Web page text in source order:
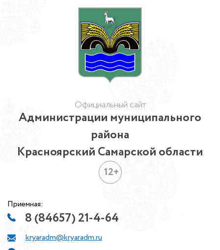
Официальный сайт
Администрации муниципального
района
Красноярский Самарской области
12+
Приемная:
8 (84657) 21-4-64
kryaradm@kryaradm.ru